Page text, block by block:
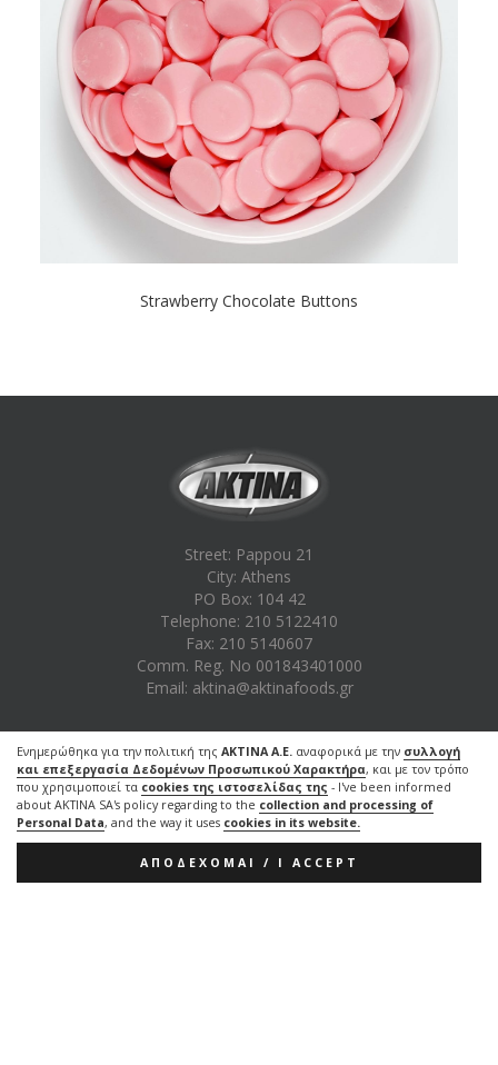
Ενημερώθηκα για την πολιτική της AKTINA A.E. αναφορικά με την συλλογή
και επεξεργασία Δεδομένων Προσωπικού Χαρακτήρα, και με τον τρόπο
που χρησιμοποιεί τα cookies της ιστοσελίδας της - I've been informed
about AKTINA SA's policy regarding to the collection and processing of
Personal Data, and the way it uses cookies in its website.
ΑΠΟΔΕΧΟΜΑΙ / I ACCEPT
Strawberry Chocolate Buttons
Street: Pappou 21
City: Athens
PO Box: 104 42
Telephone: 210 5122410
Fax: 210 5140607
Comm. Reg. No 001843401000
Email: aktina@aktinafoods.gr